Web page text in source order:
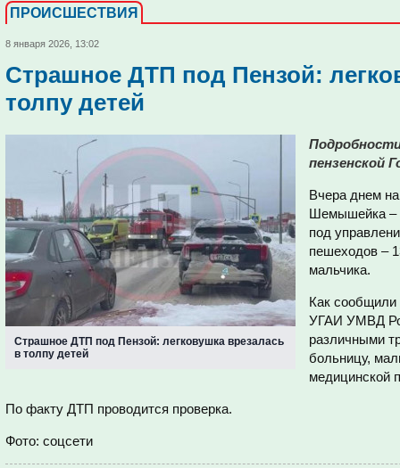
ПРОИCШЕСТВИЯ
8 января 2026, 13:02
Страшное ДТП под Пензой:
толпу детей
Страшное ДТП под Пензой: легковушка врезалась
в толпу детей
пензенской
Вчера днем
Шемышейка –
под
пешеходов –
мальчика.
Как сообщили
УГАИ УМВД
различными
больницу,
медицинской
По факту ДТП проводится проверка.
Фото: соцсети